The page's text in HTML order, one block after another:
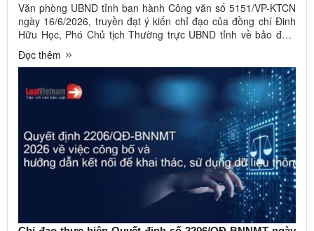
Văn phòng UBND tỉnh ban hành Công văn số 5151/VP-KTCN
ngày 16/6/2026, truyền đạt ý kiến chỉ đạo của đồng chí Đinh
Hữu Học, Phó Chủ tịch Thường trực UBND tỉnh về bảo đảm
an toàn thi công xây dựng trong mùa cao điểm về nắng nóng,
mưa, bão và gió mạnh. Ảnh minh họa. Nguồn InternetTheo
Đọc thêm